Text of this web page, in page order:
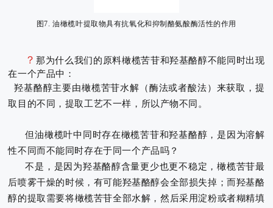
图7. 油橄榄叶提取物具有抗氧化和抑制酪氨酸酶活性的作用
？那为什么我们的原料橄榄苦苷和羟基酪醇不能同时出现
在一个产品中：
羟基酪醇主要由橄榄苦苷水解（酶法或者酸法）来获取，提
取目的不同，提取工艺不一样，所以产物不同。
但油橄榄叶中同时存在橄榄苦苷和羟基酪醇，是因为溶解
性不同而不能同时存在于同一个产品吗？
不是，是因为羟基酪醇含量更少也更不稳定，橄榄苦苷最
后喷雾干燥的时候，有可能羟基酪醇会全部损失掉；而羟基酪
醇的提取需要将橄榄苦苷全部水解，然后采用淀粉或者糊精填